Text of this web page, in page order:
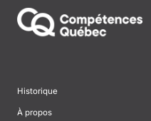
Historique
À propos